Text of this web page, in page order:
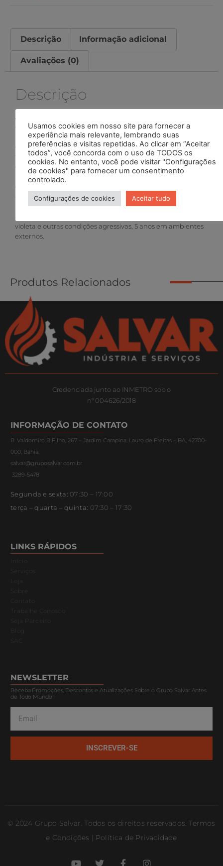
Descrição Informação adicional
Avaliações (0)
Descrição
A placa fotoluminescente é produzida em PVC expandido
que possue pictogramas, textos e cores que atendem a
NBR 13434, impressa em processo serigráfico de alta
definição. Usando alta concentração de pigmento
fotoluminescente garante alto poder de fotoluminescência
que chega a ultrapassar o dobro de brilho (mcd/m²) exigido
na ABNT NBR 13434. O PVC é um material que não propaga
chama devido a liberação de ácido clorídrico em sua
queima, tornando sua chama auto-extinguível, também
possui uma expectativa de durabilidade de 10 anos em
violeta e outras condições agressivas, 5 anos em ambientes
externos.
Produtos Relacionados
Credenciada junto ao INMETRO sob o
nº 004626/2018
INFORMAÇÃO DE CONTATO
R. Valdomiro R Filho, 267 – Jardim Carapina, Lauro de Freitas – BA, 42700-
000, Bahia.
salvar@gruposalvar.com.br
3289-5478
Segunda e sexta: 07:30 – 17:00
terça – quarta – quinta: 07:30 – 17:30
LINKS RÁPIDOS
Sobre
Contato
Trabalhe Conosco
Blog
SAC
NEWSLETTER
Receba Promoções, Descontos e Atualizações Sobre o Grupo Salvar Antes
de Todo Mundo!
INSCREVER-SE
© 2024 Grupo Salvar. Todos os direitos reservados. Termos
e Condições | Política de Privacidade
Usamos cookies em nosso site para fornecer a
experiência mais relevante, lembrando suas
preferências e visitas repetidas. Ao clicar em “Aceitar
todos”, você concorda com o uso de TODOS os
cookies. No entanto, você pode visitar "Configurações
de cookies" para fornecer um consentimento
controlado.
Configurações de cookies Aceitar tudo